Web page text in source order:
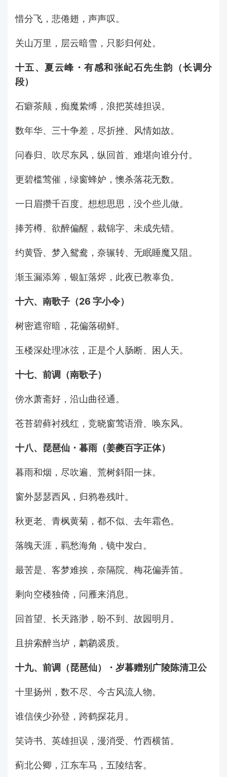
惜分飞，悲倦翅，声声叹。
关山万里，层云暗雪，只影归何处。
十五、夏云峰・有感和张屺石先生韵（长调分
段）
石癖茶颠，痴魔絷缚，浪把英雄担误。
数年华、三十争差，尽折挫、风情如故。
问春归、吹尽东风，纵回首、难堪向谁分付。
更碧槛莺催，绿窗蜂妒，懊杀落花无数。
一日眉攒千百度。想想思思，没个些儿做。
捧芳樽、欲醉偏醒，裁锦字、未成先错。
约黄昏、梦入鸳鸯，奈辗转、无眠睡魔又阻。
渐玉漏添筹，银缸落烬，此夜已教辜负。
十六、南歌子（26 字小令）
树密遮帘暗，花偏落砌鲜。
玉楼深处理冰弦，正是个人肠断、困人天。
十七、前调（南歌子）
傍水萧斋好，沿山曲径通。
苍苔碧藓衬残红，竞晓窗莺语滑、唤东风。
十八、琵琶仙・暮雨（姜夔百字正体）
暮雨和烟，尽吹遍、荒树斜阳一抹。
窗外瑟瑟西风，归鸦卷残叶。
秋更老、青枫黄菊，都不似、去年霜色。
落魄天涯，羁愁海角，镜中发白。
最苦是、客梦难挨，奈隔院、梅花偏弄笛。
剩向空楼独倚，问雁来消息。
回首望、长天路渺，盼不到、故园明月。
且拚索醉当垆，鹔鹴裘质。
十九、前调（琵琶仙）・岁暮赠别广陵陈清卫公
十里扬州，数不尽、今古风流人物。
谁信侠少孙登，跨鹤探花月。
笑诗书、英雄担误，漫消受、竹西横笛。
蓟北公卿，江东车马，五陵结客。